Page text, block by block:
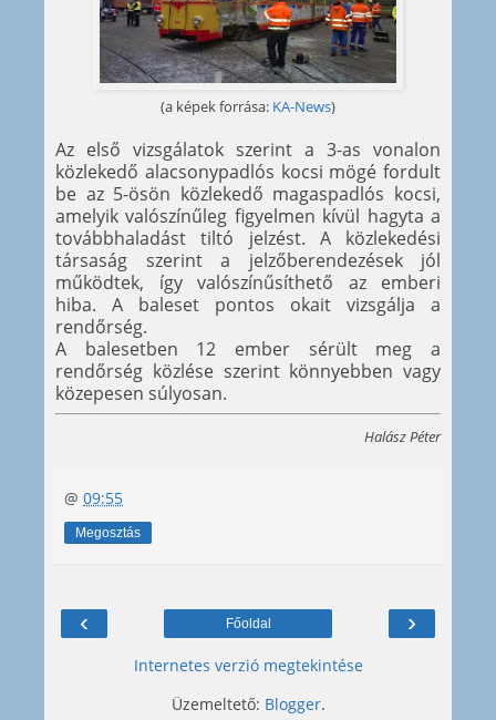
(a képek forrása: KA-News)
Az első vizsgálatok szerint a 3-as vonalon
közlekedő alacsonypadlós kocsi mögé fordult
be az 5-ösön közlekedő magaspadlós kocsi,
amelyik valószínűleg figyelmen kívül hagyta a
továbbhaladást tiltó jelzést. A közlekedési
társaság szerint a jelzőberendezések jól
működtek, így valószínűsíthető az emberi
hiba. A baleset pontos okait vizsgálja a
rendőrség.
A balesetben 12 ember sérült meg a
rendőrség közlése szerint könnyebben vagy
közepesen súlyosan.
Halász Péter
@ 09:55
Megosztás
‹ ›
Főoldal
Internetes verzió megtekintése
Üzemeltető: Blogger.